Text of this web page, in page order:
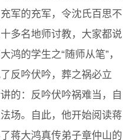
军的充军，令沈氏百思不
多名地师讨教，大家都说
鸿的学生之“随师从笔”，
反吟伏吟，葬之祸必立
的：反吟伏吟祸难当，自
场。自此，他开始阅读蒋
蒋大鸿真传弟子章仲山的